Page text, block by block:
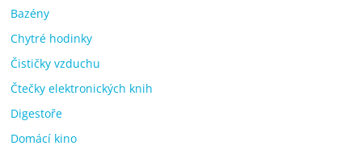
Bazény
Chytré hodinky
Čističky vzduchu
Čtečky elektronických knih
Digestoře
Domácí kino